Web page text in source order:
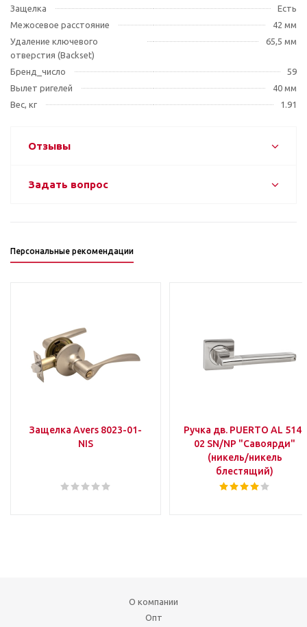
Защелка
Есть
Межосевое расстояние
42 мм
Удаление ключевого
отверстия (Backset)
65,5 мм
Бренд_число
59
Вылет ригелей
40 мм
Вес, кг
1.91
Отзывы
Задать вопрос
Персональные рекомендации
Защелка Avers 8023-01-
NIS
Ручка дв. PUERTO AL 514-
02 SN/NP "Савоярди"
(никель/никель
блестящий)
О компании
Опт